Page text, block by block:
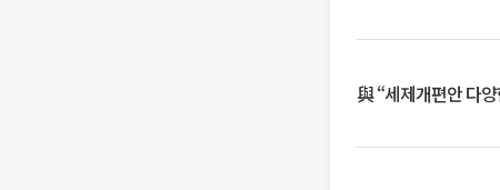
與 “세제개편안 다